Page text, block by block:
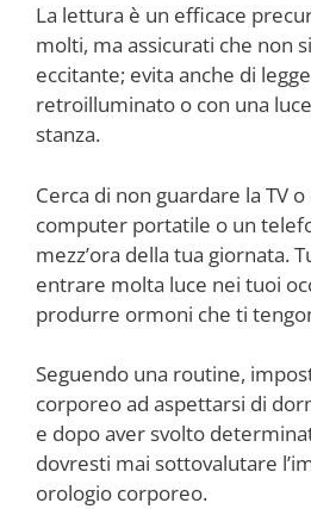
La lettura è un efficace
molti, ma assicurati che non
eccitante; evita anche di
retroilluminato o con una
stanza.
Cerca di non guardare la TV
computer portatile o un
mezz’ora della tua giornata.
entrare molta luce nei tuoi
produrre ormoni che ti
Seguendo una routine,
corporeo ad aspettarsi di
e dopo aver svolto
dovresti mai sottovalutare
orologio corporeo.